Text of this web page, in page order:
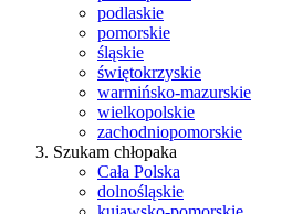
podlaskie
pomorskie
śląskie
świętokrzyskie
warmińsko-mazurskie
wielkopolskie
zachodniopomorskie
Szukam chłopaka
Cała Polska
dolnośląskie